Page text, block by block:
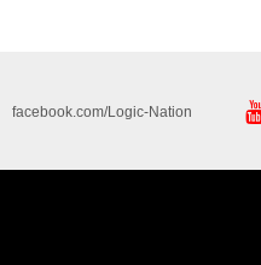
facebook.com/Logic-Nation